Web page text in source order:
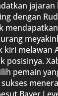
jajaran
dengan
kiri melawan
posisinya.
pemain